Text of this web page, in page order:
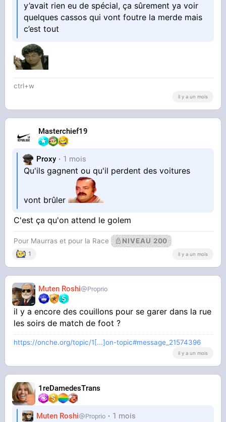
y’avait rien eu de spécial, ça sûrement ya voir
quelques cassos qui vont foutre la merde mais
c’est tout
ctrl+w
il y a un mois
Masterchief19
Proxy 1 mois
Qu'ils gagnent ou qu'il perdent des voitures
vont brûler
C'est ça qu'on attend le golem
Pour Maurras et pour la Race NIVEAU 200
1 il y a un mois
Muten Roshi Proprio
il y a encore des couillons pour se garer dans la rue
les soirs de match de foot ?
https://onche.org/topic/1[...]on-topic#message_21574396
il y a un mois
1reDamedesTrans
Muten Roshi Proprio 1 mois